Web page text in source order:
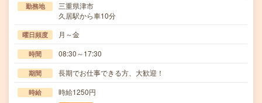
勤務地
三重県津市
久居駅から車10分
曜日頻度 月～金
時間 08:30～17:30
期間 長期でお仕事できる方、大歓迎！
時給 時給1250円